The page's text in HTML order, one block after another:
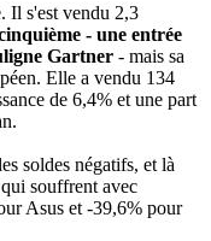
Il s'est vendu 2,3
- une entrée
Gartner - mais sa
Elle a vendu 134
de 6,4% et une part
soldes négatifs, et là
souffrent avec
Asus et -39,6% pour